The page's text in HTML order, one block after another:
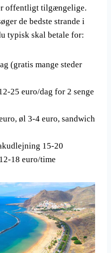
offentligt tilgængelige.
de bedste strande i
typisk skal betale for:
(gratis mange steder
25 euro/dag for 2 senge
øl 3-4 euro, sandwich
15-20
18 euro/time